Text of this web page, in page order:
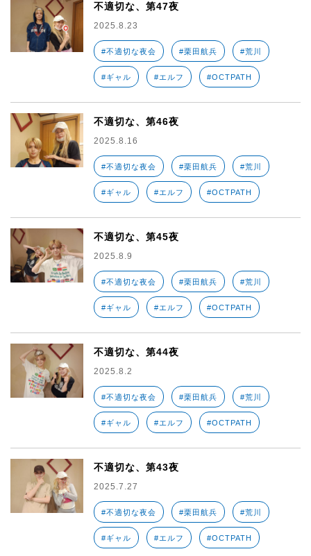
不適切な、第47夜
2025.8.23
#不適切な夜会 #栗田航兵 #荒川
#ギャル #エルフ #OCTPATH
不適切な、第46夜
2025.8.16
#不適切な夜会 #栗田航兵 #荒川
#ギャル #エルフ #OCTPATH
不適切な、第45夜
2025.8.9
#不適切な夜会 #栗田航兵 #荒川
#ギャル #エルフ #OCTPATH
不適切な、第44夜
2025.8.2
#不適切な夜会 #栗田航兵 #荒川
#ギャル #エルフ #OCTPATH
不適切な、第43夜
2025.7.27
#不適切な夜会 #栗田航兵 #荒川
#ギャル #エルフ #OCTPATH